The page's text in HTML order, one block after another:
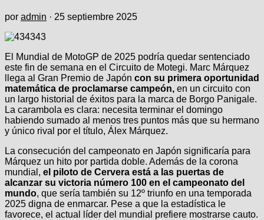
por admin · 25 septiembre 2025
El Mundial de MotoGP de 2025 podría quedar sentenciado
este fin de semana en el Circuito de Motegi. Marc Márquez
llega al Gran Premio de Japón con su primera oportunidad
matemática de proclamarse campeón, en un circuito con
un largo historial de éxitos para la marca de Borgo Panigale.
La carambola es clara: necesita terminar el domingo
habiendo sumado al menos tres puntos más que su hermano
y único rival por el título, Álex Márquez.
La consecución del campeonato en Japón significaría para
Márquez un hito por partida doble. Además de la corona
mundial, el piloto de Cervera está a las puertas de
alcanzar su victoria número 100 en el campeonato del
mundo, que sería también su 12º triunfo en una temporada
2025 digna de enmarcar. Pese a que la estadística le
favorece, el actual líder del mundial prefiere mostrarse cauto.